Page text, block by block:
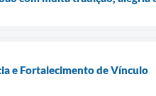
e Fortalecimento de Vínculo